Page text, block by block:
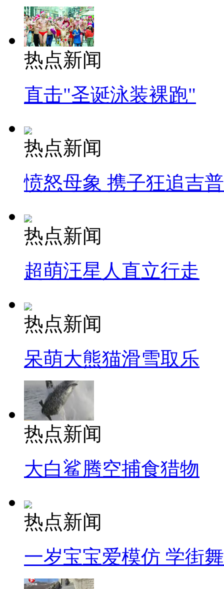
热点新闻
直击"圣诞泳装裸跑"
热点新闻
愤怒母象 携子狂追吉
热点新闻
超萌汪星人直立行走
热点新闻
呆萌大熊猫滑雪取乐
热点新闻
大白鲨腾空捕食猎物
热点新闻
一岁宝宝爱模仿 学街